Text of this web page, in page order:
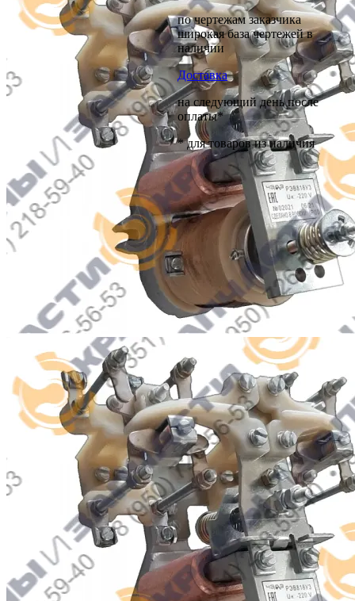
по чертежам заказчика
широкая база чертежей в
наличии
Доставка
на следующий день после
оплаты*
* для товаров из наличия